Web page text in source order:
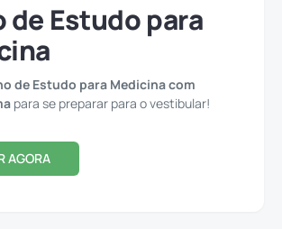
de Estudo para
de Estudo para Medicina com
para se preparar para o vestibular!
AGORA